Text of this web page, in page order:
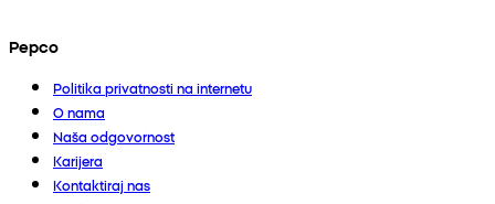
Pepco
Politika privatnosti na internetu
O nama
Naša odgovornost
Karijera
Kontaktiraj nas